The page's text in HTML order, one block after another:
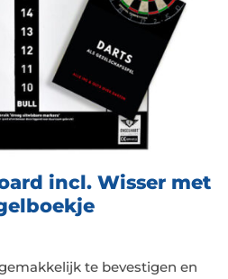
incl. Wisser met
te bevestigen en